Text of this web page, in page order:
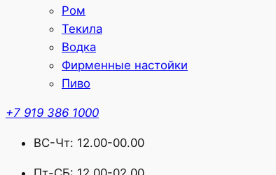
Ром
Текила
Водка
Фирменные настойки
Пиво
+7 919 386 1000
ВС-Чт: 12.00-00.00